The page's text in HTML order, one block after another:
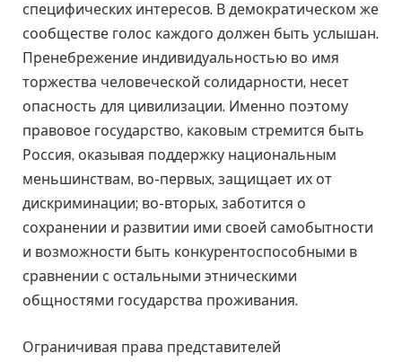
специфических интересов. В демократическом же
сообществе голос каждого должен быть услышан.
Пренебрежение индивидуальностью во имя
торжества человеческой солидарности, несет
опасность для цивилизации. Именно поэтому
правовое государство, каковым стремится быть
Россия, оказывая поддержку национальным
меньшинствам, во-первых, защищает их от
дискриминации; во-вторых, заботится о
сохранении и развитии ими своей самобытности
и возможности быть конкурентоспособными в
сравнении с остальными этническими
общностями государства проживания.
Ограничивая права представителей